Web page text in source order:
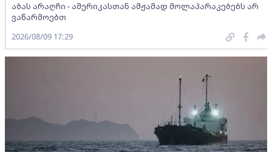
აბას არაღჩი - ამერიკასთან ამჟამად მოლაპარაკებებს არ
ვაწარმოებთ
2026/08/09 17:29